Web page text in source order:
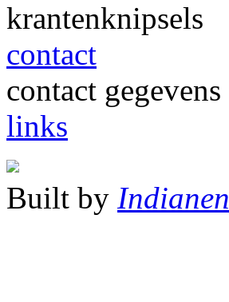
krantenknipsels
contact
contact gegevens
links
Built by Indianen